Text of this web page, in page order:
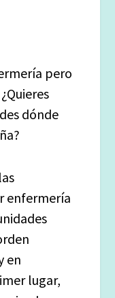
pero
dónde
enfermería
en
lugar,